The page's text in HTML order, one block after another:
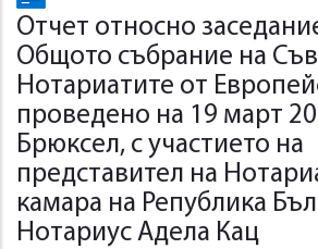
Отчет относно
Общото събрание на
Нотариатите от
проведено на 19 март
Брюксел, с участието на
представител на
камара на Република
Нотариус Адела Кац